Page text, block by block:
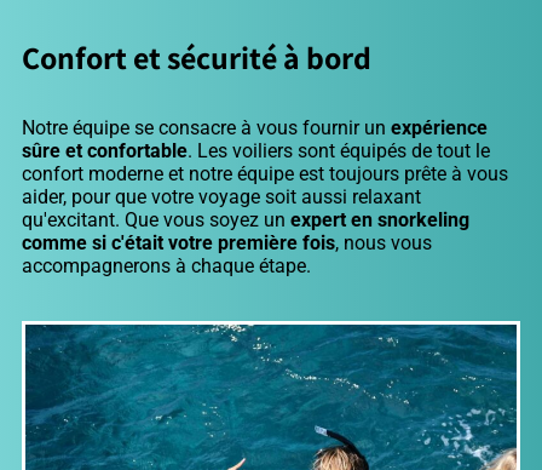
Confort et sécurité à bord
Notre équipe se consacre à vous fournir un expérience
sûre et confortable. Les voiliers sont équipés de tout le
confort moderne et notre équipe est toujours prête à vous
aider, pour que votre voyage soit aussi relaxant
qu'excitant. Que vous soyez un expert en snorkeling
comme si c'était votre première fois, nous vous
accompagnerons à chaque étape.